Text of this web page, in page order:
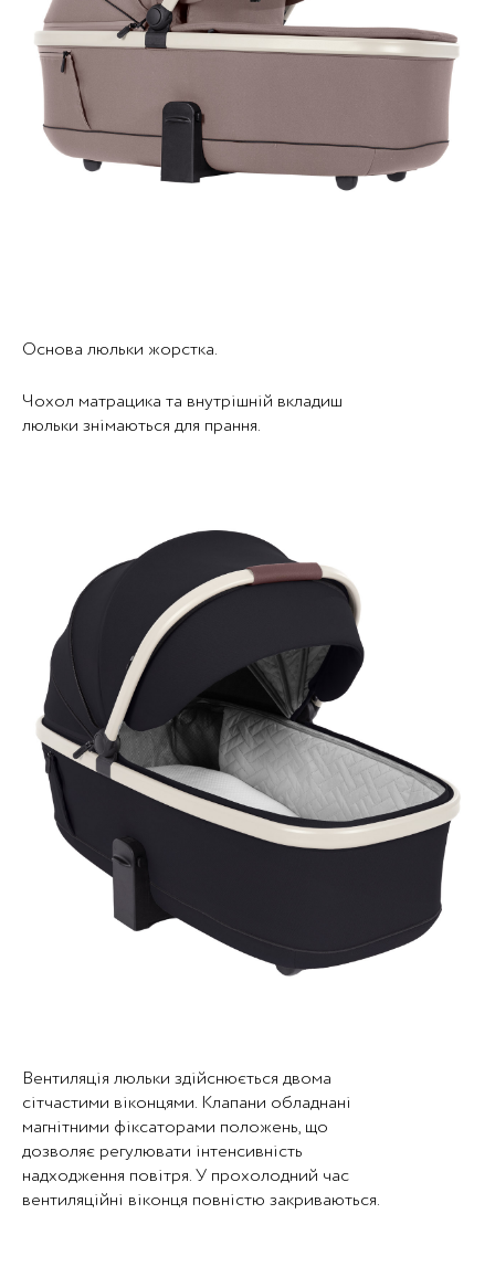
Основа люльки жорстка.
Чохол матрацика та внутрішній вкладиш
люльки знімаються для прання.
Вентиляція люльки здійснюється двома
сітчастими віконцями. Клапани обладнані
магнітними фіксаторами положень, що
дозволяє регулювати інтенсивність
надходження повітря. У прохолодний час
вентиляційні віконця повністю закриваються.